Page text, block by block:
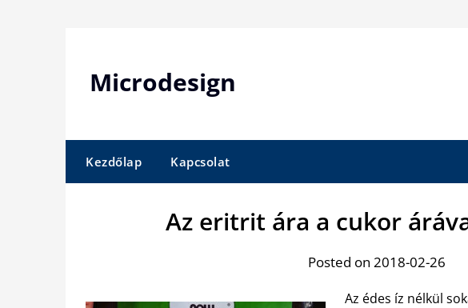
Microdesign
Kezdőlap Kapcsolat
Az eritrit ára a cukor
Posted on 2018-02-26
Az édes íz nélkül